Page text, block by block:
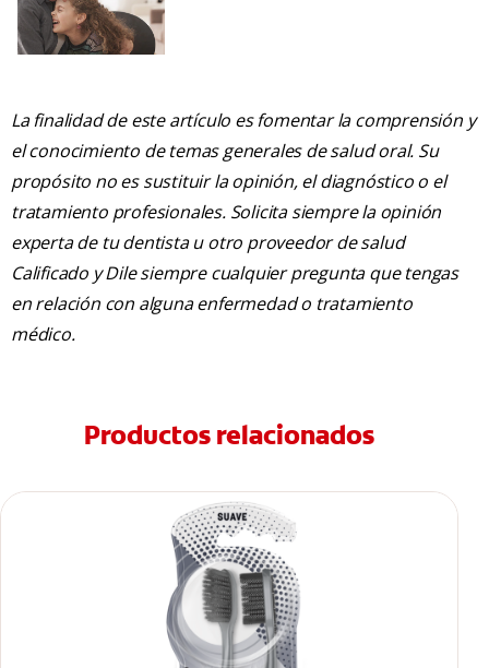
La finalidad de este artículo es fomentar la comprensión y
el conocimiento de temas generales de salud oral. Su
propósito no es sustituir la opinión, el diagnóstico o el
tratamiento profesionales. Solicita siempre la opinión
experta de tu dentista u otro proveedor de salud
Calificado y Dile siempre cualquier pregunta que tengas
en relación con alguna enfermedad o tratamiento
médico.
Productos relacionados